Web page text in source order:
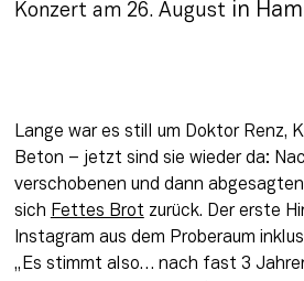
Konzert am 26. August in
Lange war es still um Doktor Renz,
Beton – jetzt sind sie wieder da:
verschobenen und dann
sich Fettes Brot zurück. Der erste
Instagram aus dem Proberaum
„Es stimmt also… nach fast 3